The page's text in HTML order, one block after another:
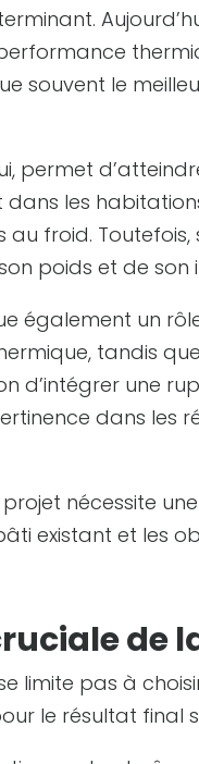
souvent le
permet
les
au froid.
poids et de
également un
tandis
d’intégrer une
dans les
nécessite
existant et les
de
limite pas à
le résultat final